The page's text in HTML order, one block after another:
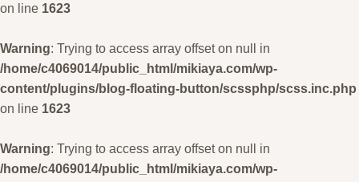
on line 1623
Warning: Trying to access array offset on null in
/home/c4069014/public_html/mikiaya.com/wp-
content/plugins/blog-floating-button/scssphp/scss.inc.php
on line 1623
Warning: Trying to access array offset on null in
/home/c4069014/public_html/mikiaya.com/wp-